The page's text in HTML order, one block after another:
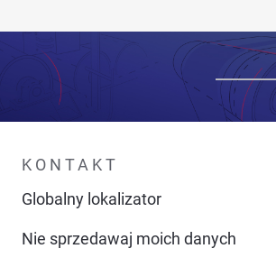
KONTAKT
Globalny lokalizator
Nie sprzedawaj moich danych